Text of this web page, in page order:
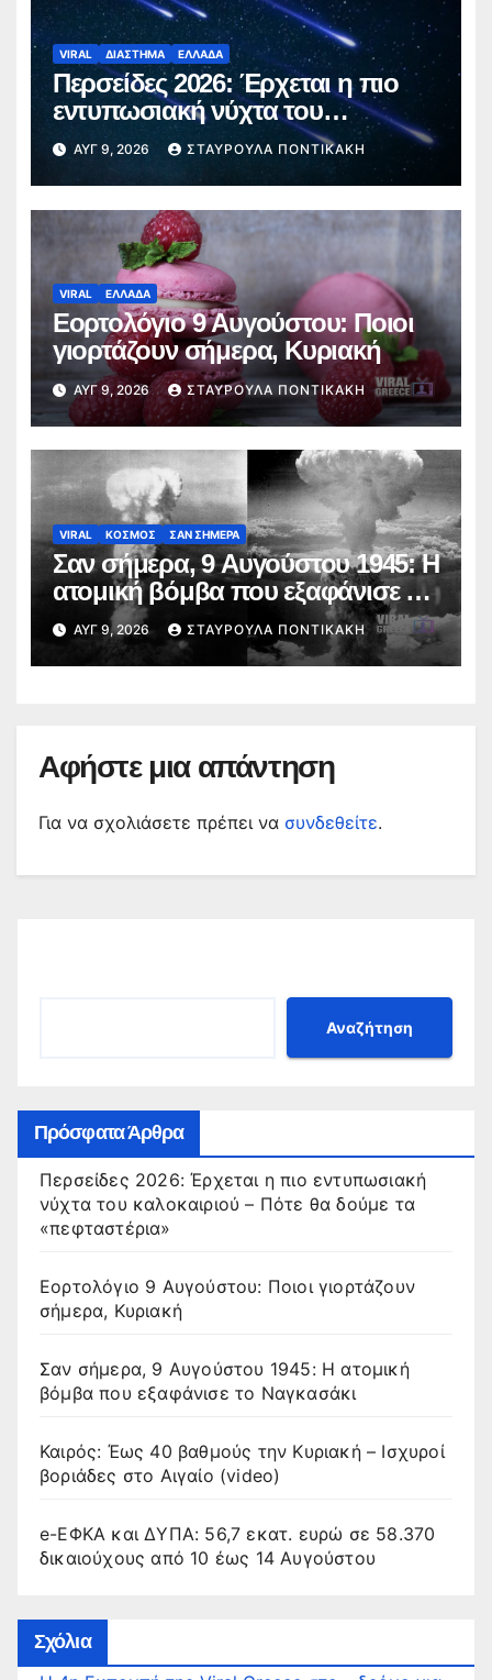
VIRAL ΔΙΑΣΤΗΜΑ ΕΛΛΑΔΑ
Περσείδες 2026: Έρχεται η πιο
εντυπωσιακή νύχτα του
καλοκαιριού – Πότε θα δούμε τα
«πεφταστέρια»
ΑΥΓ 9, 2026 ΣΤΑΥΡΟΎΛΑ ΠΟΝΤΙΚΆΚΗ
VIRAL ΕΛΛΑΔΑ
Εορτολόγιο 9 Αυγούστου: Ποιοι
γιορτάζουν σήμερα, Κυριακή
ΑΥΓ 9, 2026 ΣΤΑΥΡΟΎΛΑ ΠΟΝΤΙΚΆΚΗ
VIRAL ΚΟΣΜΟΣ ΣΑΝ ΣΗΜΕΡΑ
Σαν σήμερα, 9 Αυγούστου 1945: Η
ατομική βόμβα που εξαφάνισε το
Ναγκασάκι
ΑΥΓ 9, 2026 ΣΤΑΥΡΟΎΛΑ ΠΟΝΤΙΚΆΚΗ
Αφήστε μια απάντηση
Για να σχολιάσετε πρέπει να συνδεθείτε.
Αναζήτηση
Πρόσφατα Άρθρα
Περσείδες 2026: Έρχεται η πιο εντυπωσιακή
νύχτα του καλοκαιριού – Πότε θα δούμε τα
«πεφταστέρια»
Εορτολόγιο 9 Αυγούστου: Ποιοι γιορτάζουν
σήμερα, Κυριακή
Σαν σήμερα, 9 Αυγούστου 1945: Η ατομική
βόμβα που εξαφάνισε το Ναγκασάκι
Καιρός: Έως 40 βαθμούς την Κυριακή – Ισχυροί
βοριάδες στο Αιγαίο (video)
e-ΕΦΚΑ και ΔΥΠΑ: 56,7 εκατ. ευρώ σε 58.370
δικαιούχους από 10 έως 14 Αυγούστου
Σχόλια